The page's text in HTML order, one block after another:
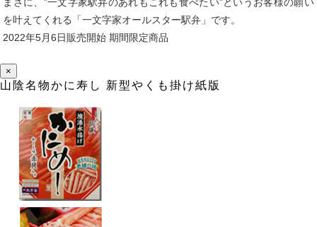
を叶えてくれる「一文字家オールスター駅弁」です。
2022年5月6日販売開始 期間限定商品
×
山陰名物かに寿し 新型やくも掛け紙版